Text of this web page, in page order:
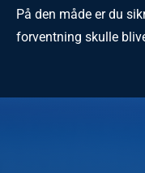
På den måde er du
forventning skulle